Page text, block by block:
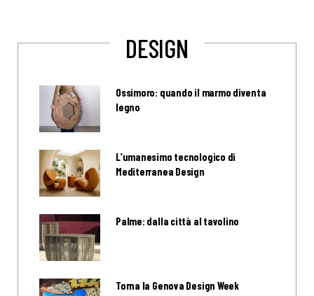
DESIGN
Ossimoro: quando il marmo diventa
legno
L’umanesimo tecnologico di
Mediterranea Design
Palme: dalla città al tavolino
Torna la Genova Design Week